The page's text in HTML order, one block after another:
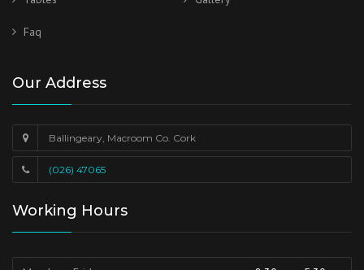
Faq
Our Address
Ballingeary, Macroom Co. Cork
(026) 47065
Working Hours